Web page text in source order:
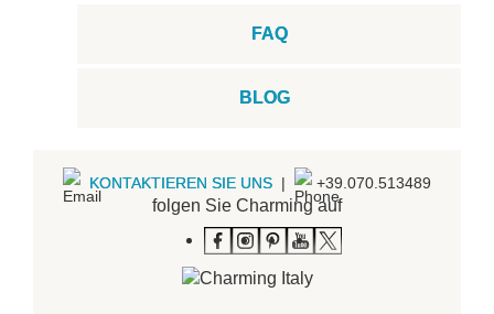
FAQ
BLOG
KONTAKTIEREN SIE UNS | +39.070.513489
folgen Sie Charming auf